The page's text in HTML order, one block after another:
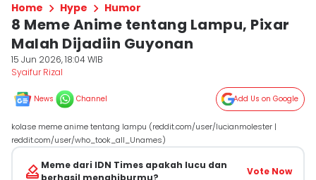
Home Hype Humor
8 Meme Anime tentang Lampu, Pixar
Malah Dijadiin Guyonan
15 Jun 2026, 18:04 WIB
Syaifur Rizal
News Channel Add Us on Google
kolase meme anime tentang lampu (reddit.com/user/lucianmolester |
reddit.com/user/who_took_all_Unames)
Meme dari IDN Times apakah lucu dan
berhasil menghiburmu?
Vote Now